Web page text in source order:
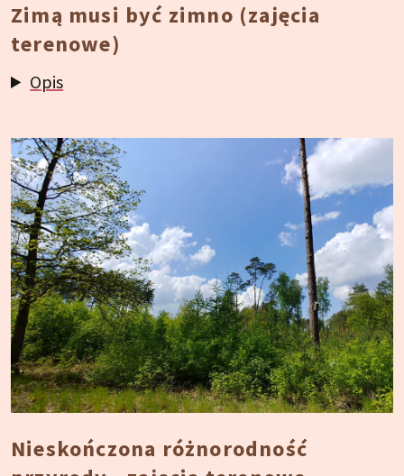
Zimą musi być zimno (zajęcia
terenowe)
Opis
Nieskończona różnorodność